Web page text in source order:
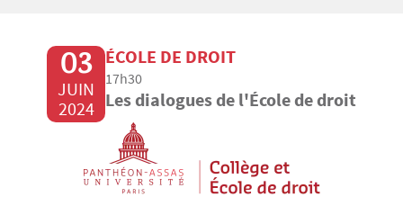
03
JUIN
2024
ÉCOLE DE DROIT
17h30
Les dialogues de l'École de droit